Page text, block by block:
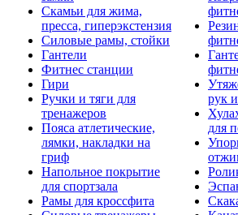
Скамьи для жима,
пресса, гиперэкстензия
Силовые рамы, стойки
Гантели
Фитнес станции
Гири
Ручки и тяги для
тренажеров
Пояса атлетические,
лямки, накладки на
гриф
Напольное покрытие
для спортзала
Рамы для кроссфита
рук
для